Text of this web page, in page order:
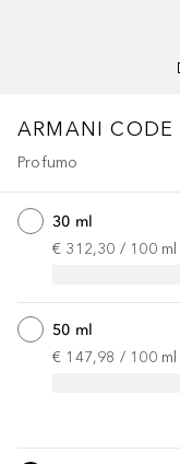
ARMANI CODE
Profumo
30 ml
€ 312,30 / 100 ml
50 ml
€ 147,98 / 100 ml